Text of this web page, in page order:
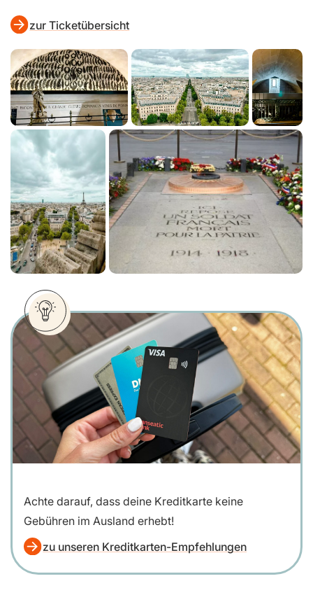
zur Ticketübersicht
Achte darauf, dass deine Kreditkarte keine
Gebühren im Ausland erhebt!
zu unseren Kreditkarten-Empfehlungen